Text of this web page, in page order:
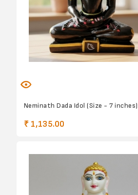
Neminath Dada Idol (Size - 7 inches)
₹ 1,135.00